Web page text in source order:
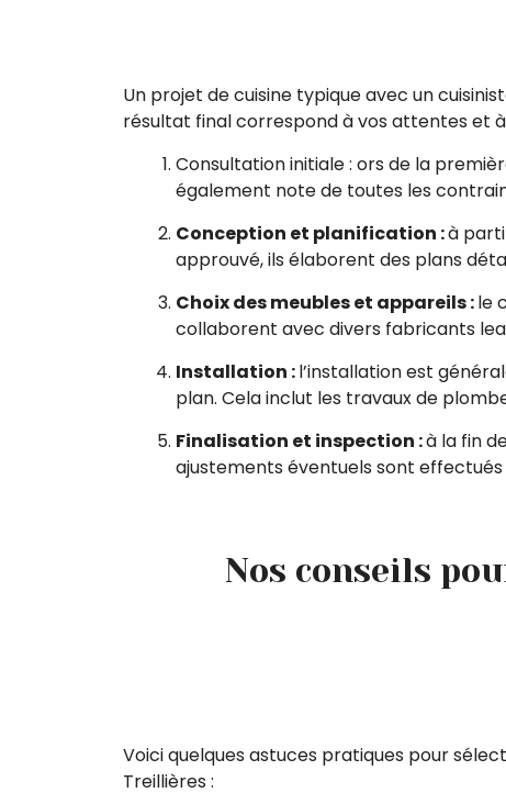
Un projet de cuisine typique avec un
résultat final correspond à vos attentes et
Consultation initiale : ors de la
également note de toutes les
Conception et planification :à
approuvé, ils élaborent des plans
Choix des meubles et appareils :le
collaborent avec divers fabricants
Installation :l’installation est
plan. Cela inclut les travaux de
Finalisation et inspection :à la fin
ajustements éventuels sont effectués
Nos conseils
Voici quelques astuces pratiques pour
Treillières :